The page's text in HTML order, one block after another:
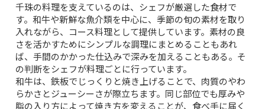
千珠の料理を支えているのは、シェフが厳選した食材で
す。和牛や新鮮な魚介類を中心に、季節の旬の素材を取り
入れながら、コース料理として提供しています。素材の良
さを活かすためにシンプルな調理にまとめることもあれ
ば、手間のかかった仕込みで深みを加えることもある。そ
の判断をシェフが料理ごとに行っています。
和牛は、鉄板でじっくりと焼き上げることで、肉質のやわ
らかさとジューシーさが際立ちます。同じ部位でも厚みや
脂の入り方によって焼き方を変えることが、食べ手に届く